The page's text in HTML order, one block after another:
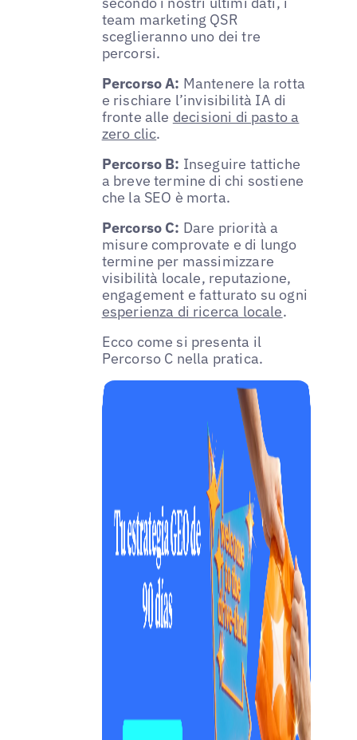
team marketing QSR
sceglieranno uno dei tre
percorsi.
Percorso A: Mantenere la rotta
e rischiare l’invisibilità IA di
fronte alle decisioni di pasto a
zero clic.
Percorso B: Inseguire tattiche
a breve termine di chi sostiene
che la SEO è morta.
Percorso C: Dare priorità a
misure comprovate e di lungo
termine per massimizzare
visibilità locale, reputazione,
engagement e fatturato su ogni
esperienza di ricerca locale.
Ecco come si presenta il
Percorso C nella pratica.